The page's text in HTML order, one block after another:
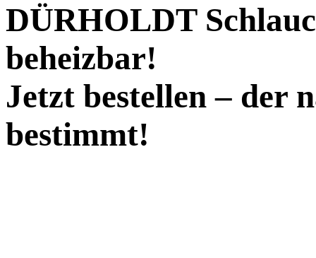
DÜRHOLDT
beheizbar!
Jetzt bestellen – der
bestimmt!